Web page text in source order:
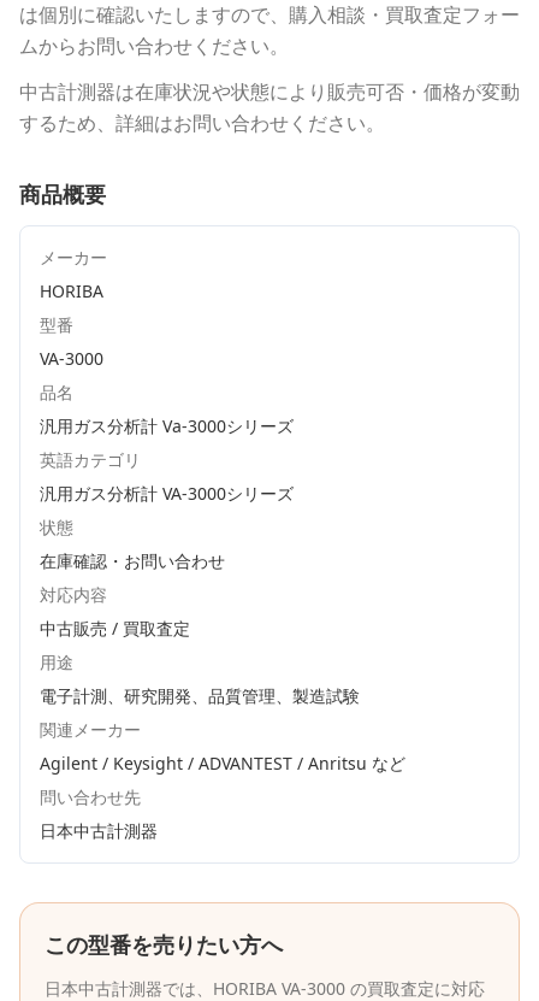
は個別に確認いたしますので、購入相談・買取査定フォー
ムからお問い合わせください。
中古計測器は在庫状況や状態により販売可否・価格が変動
するため、詳細はお問い合わせください。
商品概要
メーカー
HORIBA
型番
VA-3000
品名
汎用ガス分析計 Va-3000シリーズ
英語カテゴリ
汎用ガス分析計 VA-3000シリーズ
状態
在庫確認・お問い合わせ
対応内容
中古販売 / 買取査定
用途
電子計測、研究開発、品質管理、製造試験
関連メーカー
Agilent / Keysight / ADVANTEST / Anritsu など
問い合わせ先
日本中古計測器
この型番を売りたい方へ
日本中古計測器では、 HORIBA VA-3000 の買取査定に対応